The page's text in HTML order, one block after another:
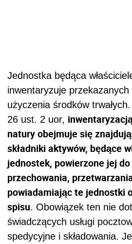
Jednostka będąca
inwentaryzuje
użyczenia środków
26 ust. 2 uor,
natury obejmuje się
składniki aktywów, będące
jednostek, powierzone jej
przechowania,
powiadamiając te jednostki
spisu. Obowiązek ten nie
świadczących usługi
spedycyjne i składowania.